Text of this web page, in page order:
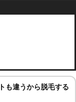
も違うから脱毛する